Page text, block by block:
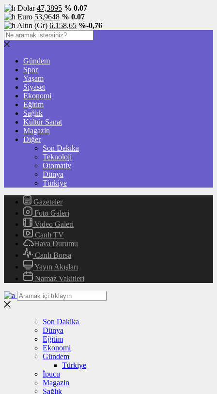
Dolar47,3895 % 0.07
Euro 53,9648 % 0.07
Altın (Gr) 6.158,65 %-0,76
Gündem
Spor
Yaşam
Siyaset
Ekonomi
Eğitim
Sağlık
Kültür Sanat
Magazin
Diğer
Son Dakika
Teknoloji
Otomativ
Dünya
Türkiye
Gazeteler
Foto Galeri
Video Galeri
Canlı TV
Hava Durumu
Canlı Borsa
Yayın Akışları
Namaz Vakitleri
Son Dakika
Dünya
Eğitim
Ekonomi
Gündem
Türkiye
İpucu
Magazin
Sağlık